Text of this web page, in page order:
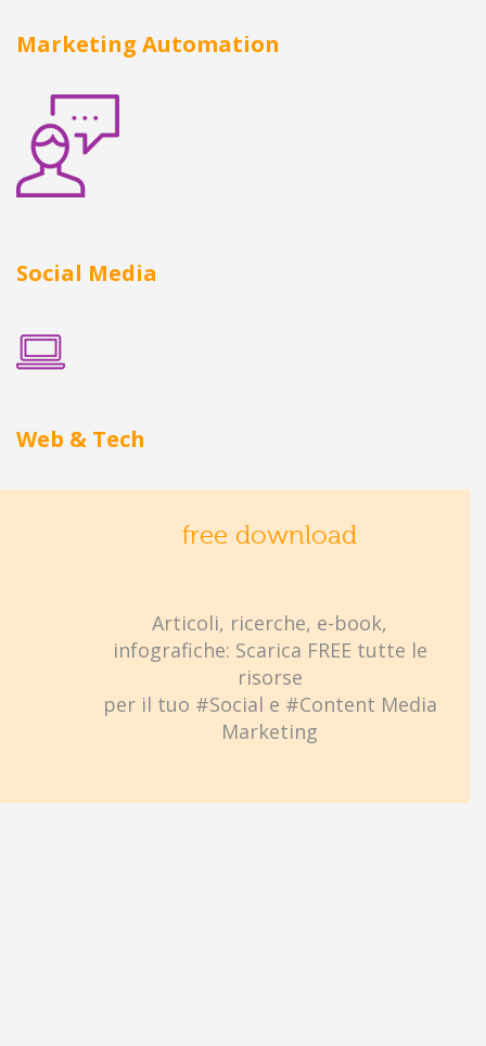
Marketing Automation
Social Media
Web & Tech
free download
Articoli, ricerche, e-book,
infografiche: Scarica FREE tutte le
risorse
per il tuo #Social e #Content Media
Marketing